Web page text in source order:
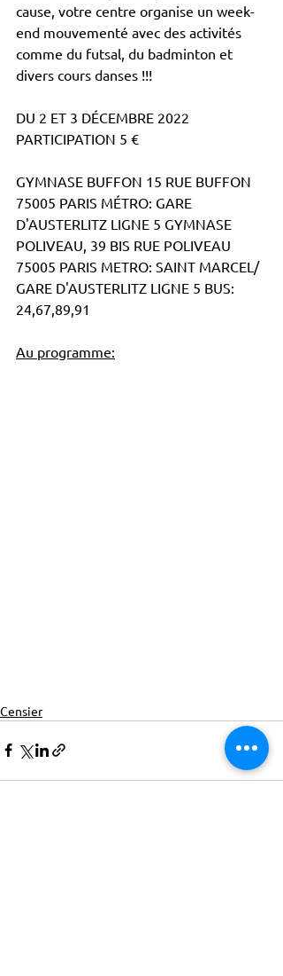
cause, votre centre organise un week-
end mouvementé avec des activités
comme du futsal, du badminton et
divers cours danses !!!
DU 2 ET 3 DÉCEMBRE 2022
PARTICIPATION 5 €
GYMNASE BUFFON 15 RUE BUFFON
75005 PARIS MÉTRO: GARE
D'AUSTERLITZ LIGNE 5 GYMNASE
POLIVEAU, 39 BIS RUE POLIVEAU
75005 PARIS METRO: SAINT MARCEL/
GARE D'AUSTERLITZ LIGNE 5 BUS:
24,67,89,91
Au programme:
Censier